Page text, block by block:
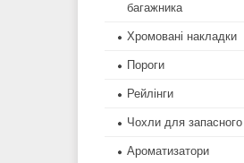
багажника
Хромовані накладки
Пороги
Рейлінги
Чохли для
Ароматизатори